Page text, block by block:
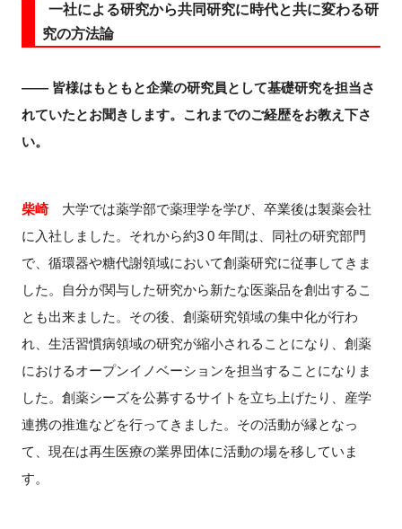
一社による研究から共同研究に時代と共に変わる研
究の方法論
―― 皆様はもともと企業の研究員として基礎研究を担当さ
れていたとお聞きします。これまでのご経歴をお教え下さ
い。
柴崎大学では薬学部で薬理学を学び、卒業後は製薬会社
に入社しました。それから約3 0 年間は、同社の研究部門
で、循環器や糖代謝領域において創薬研究に従事してきま
した。自分が関与した研究から新たな医薬品を創出するこ
とも出来ました。その後、創薬研究領域の集中化が行わ
れ、生活習慣病領域の研究が縮小されることになり、創薬
におけるオープンイノベーションを担当することになりま
した。創薬シーズを公募するサイトを立ち上げたり、産学
連携の推進などを行ってきました。その活動が縁となっ
て、現在は再生医療の業界団体に活動の場を移していま
す。